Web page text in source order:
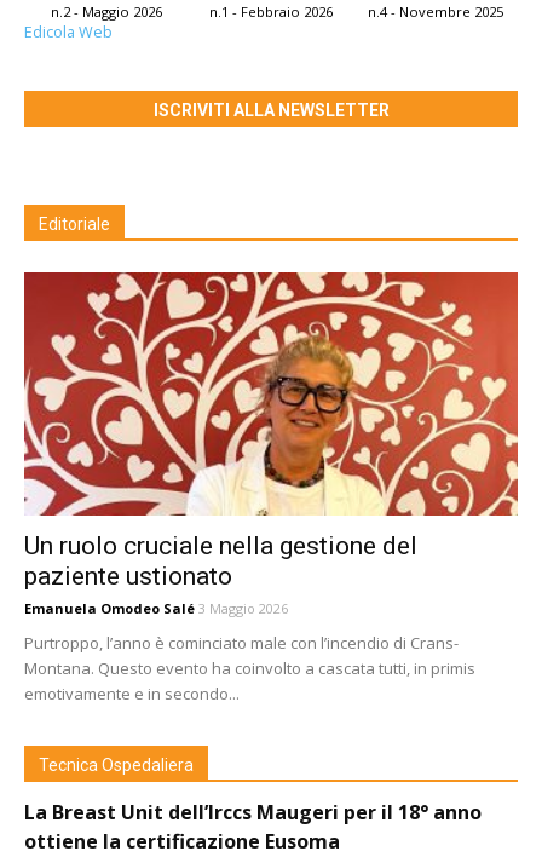
n.2 - Maggio 2026 n.1 - Febbraio 2026 n.4 - Novembre 2025
Edicola Web
ISCRIVITI ALLA NEWSLETTER
Editoriale
Un ruolo cruciale nella gestione del
paziente ustionato
Emanuela Omodeo Salé 3 Maggio 2026
Purtroppo, l’anno è cominciato male con l’incendio di Crans-
Montana. Questo evento ha coinvolto a cascata tutti, in primis
emotivamente e in secondo...
Tecnica Ospedaliera
La Breast Unit dell’Irccs Maugeri per il 18° anno
ottiene la certificazione Eusoma